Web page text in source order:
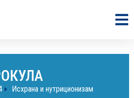
Исхрана и нутриционизам